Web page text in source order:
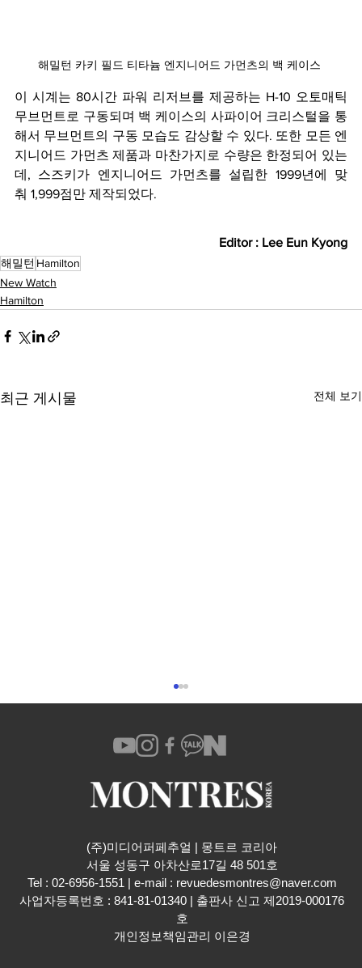
해밀턴 카키 필드 티타늄 엔지니어드 가먼츠의 백 케이스
이 시계는 80시간 파워 리저브를 제공하는 H-10 오토매틱
무브먼트로 구동되며 백 케이스의 사파이어 크리스털을 통
해서 무브먼트의 구동 모습도 감상할 수 있다. 또한 모든 엔
지니어드 가먼츠 제품과 마찬가지로 수량은 한정되어 있는
데, 스즈키가 엔지니어드 가먼츠를 설립한 1999년에 맞
춰 1,999점만 제작되었다.
Editor : Lee Eun Kyong
해밀턴 Hamilton
New Watch
Hamilton
최근 게시물 전체 보기
해밀턴 카키 필드 익스페디션 2024
(주)미디어퍼페추얼 | 몽트르 코리아
​서울 성동구 아차산로17길 48 501호
Tel : 02-6956-1551 | e-mail : revuedesmontres@naver.com
사업자등록번호 : 841-81-01340 | 출판사 신고 제2019-000176
호
개인정보책임관리 이은경